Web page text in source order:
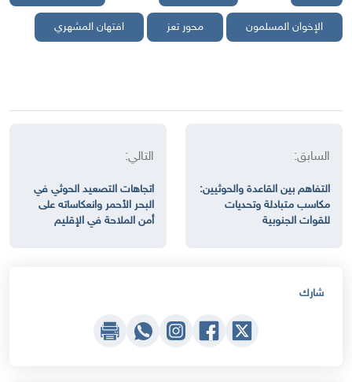
الإخوان المسلمون محور تعز افتهان المشهري
السابق:
التفاهم بين القاعدة والحوثيين:
مكاسب متبادلة وتحديات
للقوات الجنوبية
التالي:
اتجاهات التصعيد الحوثي في
البحر الأحمر وانعكاساته على
أمن الملاحة في الإقليم
شارك